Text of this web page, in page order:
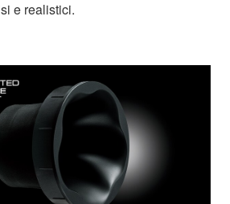
e realistici.